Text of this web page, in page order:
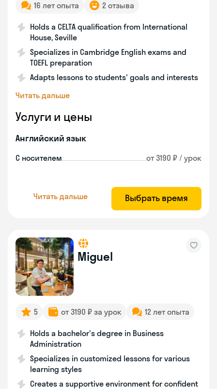
16 лет опыта
2 отзыва
Holds a CELTA qualification from International
House, Seville
Specializes in Cambridge English exams and
TOEFL preparation
Adapts lessons to students' goals and interests
Читать дальше
Услуги и цены
Английский язык
С носителем от 3190 ₽ / урок
Читать дальше Выбрать время
Miguel
5 от 3190 ₽ за урок 12 лет опыта
Holds a bachelor's degree in Business
Administration
Specializes in customized lessons for various
learning styles
Creates a supportive environment for confident